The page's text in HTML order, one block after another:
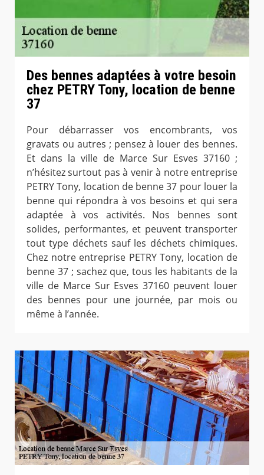
Des bennes adaptées à votre besoin
chez PETRY Tony, location de benne
37
Pour débarrasser vos encombrants, vos
gravats ou autres ; pensez à louer des bennes.
Et dans la ville de Marce Sur Esves 37160 ;
n’hésitez surtout pas à venir à notre entreprise
PETRY Tony, location de benne 37 pour louer la
benne qui répondra à vos besoins et qui sera
adaptée à vos activités. Nos bennes sont
solides, performantes, et peuvent transporter
tout type déchets sauf les déchets chimiques.
Chez notre entreprise PETRY Tony, location de
benne 37 ; sachez que, tous les habitants de la
ville de Marce Sur Esves 37160 peuvent louer
des bennes pour une journée, par mois ou
même à l’année.